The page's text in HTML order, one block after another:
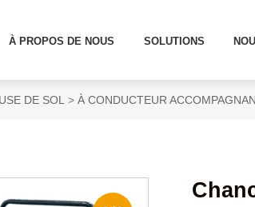
À PROPOS DE NOUS SOLUTIONS
DE SOL À CONDUCTEUR